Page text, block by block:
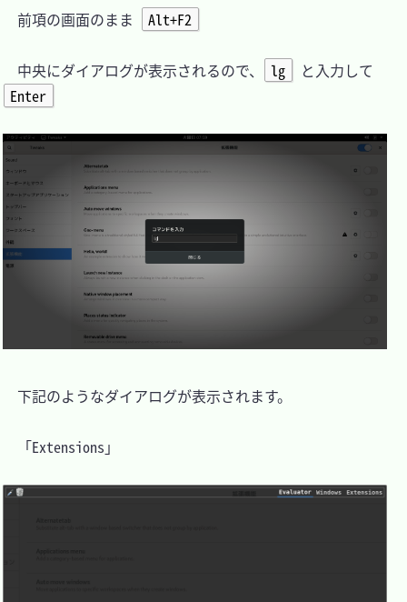
前項の画面のまま Alt+F2
中央にダイアログが表示されるので、 lg
Enter
下記のようなダイアログが表示されます。
「Extensions」